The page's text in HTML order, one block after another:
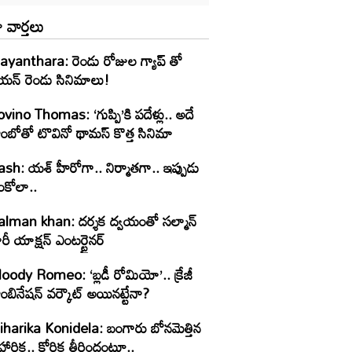
రెండు రోజుల గ్యాప్ తో
రెండు సినిమాలు!
Thomas: ‘గుప్పి’కి పదేళ్లు.. అదే
టొవినో థామస్‌ కొత్త సినిమా
యశ్ హీరోగా.. నిర్మాతగా.. ఇప్పుడు
khan: దర్శక ద్వయంతో సల్మాన్
యాక్షన్ ఎంటర్టైనర్
Romeo: ‘బ్లడీ రోమియో’.. క్రేజీ
వర్కౌట్ అయినట్టేనా?
Konidela: బంగారు బోనమెత్తిన